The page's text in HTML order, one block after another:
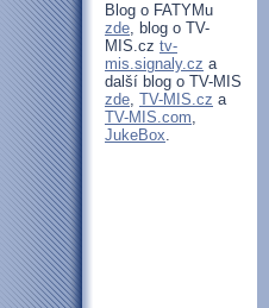
Blog o FATYMu
zde, blog o TV-
MIS.cz tv-
mis.signaly.cz a
další blog o TV-MIS
zde, TV-MIS.cz a
TV-MIS.com,
JukeBox.